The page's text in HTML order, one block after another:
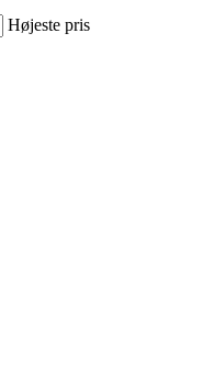
Højeste pris